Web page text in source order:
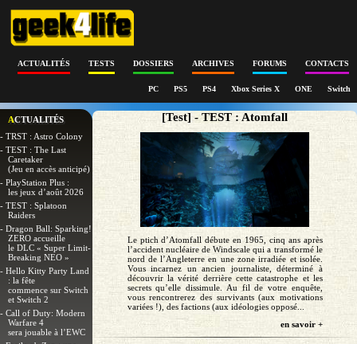
ACTUALITÉS TESTS DOSSIERS ARCHIVES FORUMS CONTACTS
PC PS5 PS4 Xbox Series X ONE Switch
ACTUALITÉS
- TRST : Astro Colony
- TEST : The Last
Caretaker
(Jeu en accès anticipé)
- PlayStation Plus :
les jeux d’août 2026
- TEST : Splatoon
Raiders
- Dragon Ball: Sparking!
ZERO accueille
le DLC « Super Limit-
Breaking NEO »
- Hello Kitty Party Land
: la fête
commence sur Switch
et Switch 2
- Call of Duty: Modern
Warfare 4
sera jouable à l’EWC
[Test] - TEST : Atomfall
Le ptich d’Atomfall débute en 1965, cinq ans après
l’accident nucléaire de Windscale qui a transformé le
nord de l’Angleterre en une zone irradiée et isolée.
Vous incarnez un ancien journaliste, déterminé à
découvrir la vérité derrière cette catastrophe et les
secrets qu’elle dissimule. Au fil de votre enquête,
vous rencontrerez des survivants (aux motivations
variées !), des factions (aux idéologies opposé...
en savoir +